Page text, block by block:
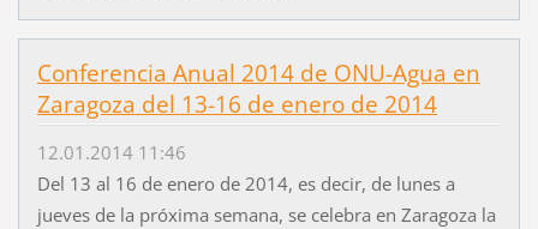
Conferencia Anual 2014 de ONU-Agua en
Zaragoza del 13-16 de enero de 2014
12.01.2014 11:46
Del 13 al 16 de enero de 2014, es decir, de lunes a
jueves de la próxima semana, se celebra en Zaragoza la